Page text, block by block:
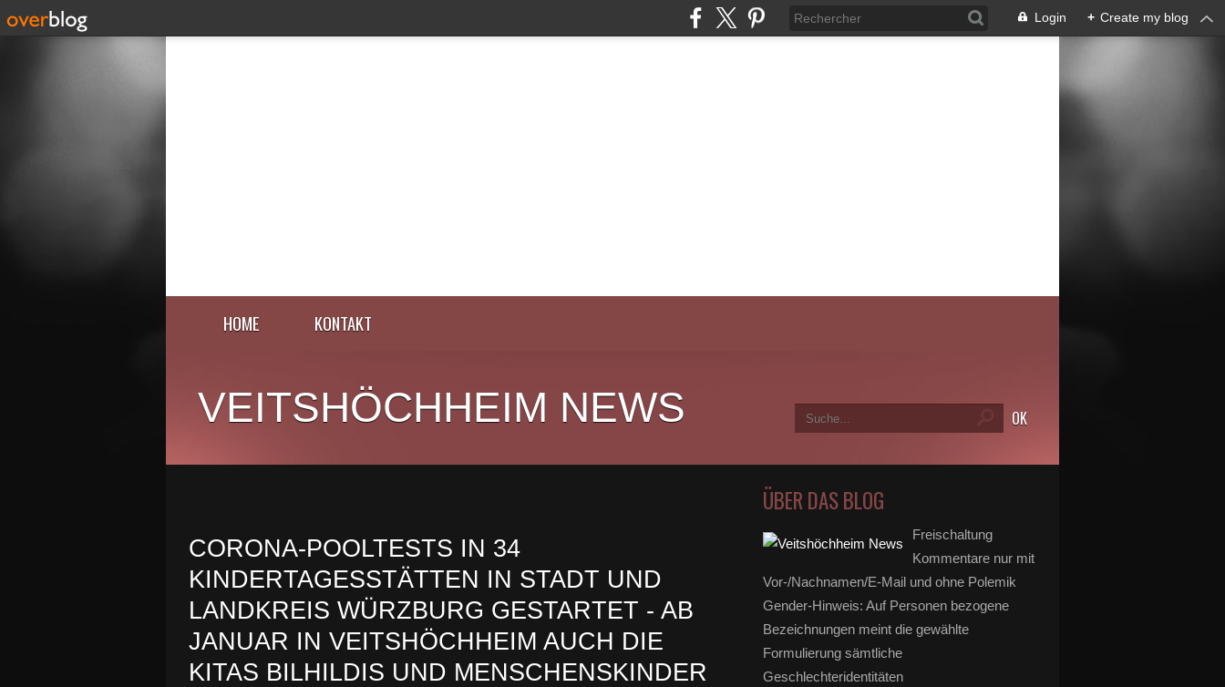
Login + Create my blog
HOME KONTAKT
VEITSHÖCHHEIM NEWS
CORONA-POOLTESTS IN 34
KINDERTAGESSTÄTTEN IN STADT UND
LANDKREIS WÜRZBURG GESTARTET - AB
JANUAR IN VEITSHÖCHHEIM AUCH DIE
KITAS BILHILDIS UND MENSCHENSKINDER
ÜBER DAS BLOG
Freischaltung
Kommentare nur mit
Vor-/Nachnamen/E-Mail und ohne Polemik
Gender-Hinweis: Auf Personen bezogene
Bezeichnungen meint die gewählte
Formulierung sämtliche
Geschlechteridentitäten